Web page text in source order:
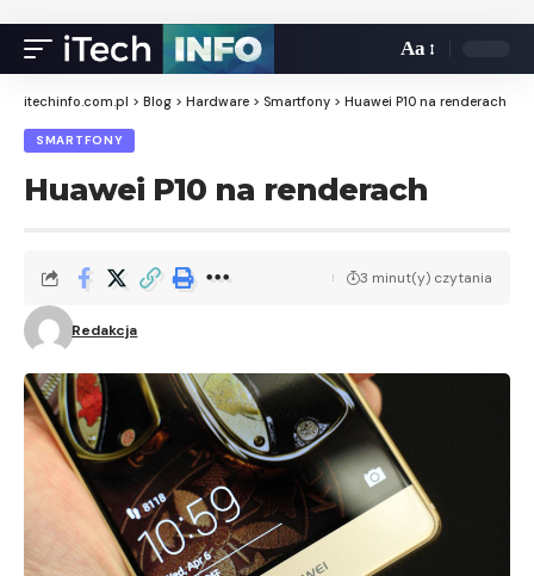
Aa
itechinfo.com.pl > Blog > Hardware > Smartfony > Huawei P10 na renderach
SMARTFONY
Huawei P10 na renderach
Redakcja
3 minut(y) czytania